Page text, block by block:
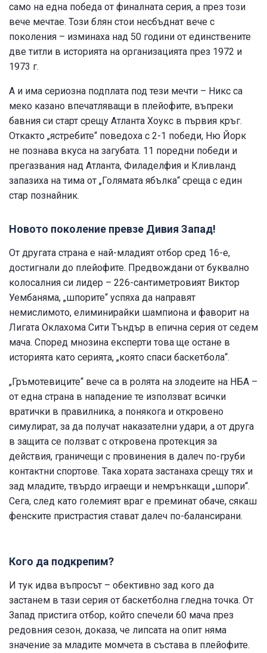
само на една победа от финалната серия, а през този
вече мечтае. Този блян стои несбъднат вече с
поколения – изминаха над 50 години от единствените
две титли в историята на организацията през 1972 и
1973 г.
А и има сериозна подплата под тези мечти – Никс са
меко казано впечатляващи в плейофите, въпреки
бавния си старт срещу Атланта Хоукс в първия кръг.
Откакто „ястребите“ поведоха с 2-1 победи, Ню Йорк
не познава вкуса на загубата. 11 поредни победи и
прегазвания над Атланта, Филаделфия и Кливланд
запазиха на тима от „Голямата ябълка“ среща с един
стар познайник.
Новото поколение превзе Дивия Запад!
От другата страна е най-младият отбор сред 16-е,
достигнали до плейофите. Предвождани от буквално
колосалния си лидер – 226-сантиметровият Виктор
Уембаняма, „шпорите“ успяха да направят
немислимото, елиминирайки шампиона и фаворит на
Лигата Оклахома Сити Тъндър в епична серия от седем
мача. Според мнозина експерти това ще остане в
историята като серията, „която спаси баскетбола“.
„Гръмотевиците“ вече са в ролята на злодеите на НБА –
от една страна в нападение те използват всички
вратички в правилника, а понякога и откровено
симулират, за да получат наказателни удари, а от друга
в защита се ползват с откровена протекция за
действия, граничещи с провинения в далеч по-груби
контактни спортове. Така хората застанаха срещу тях и
зад младите, твърдо играещи и немрънкащи „шпори“.
Сега, след като големият враг е преминат обаче, сякаш
фенските пристрастия стават далеч по-балансирани.
Кого да подкрепим?
И тук идва въпросът – обективно зад кого да
застанем в тази серия от баскетболна гледна точка. От
Запад пристига отбор, който спечели 60 мача през
редовния сезон, доказа, че липсата на опит няма
значение за младите момчета в състава в плейофите.